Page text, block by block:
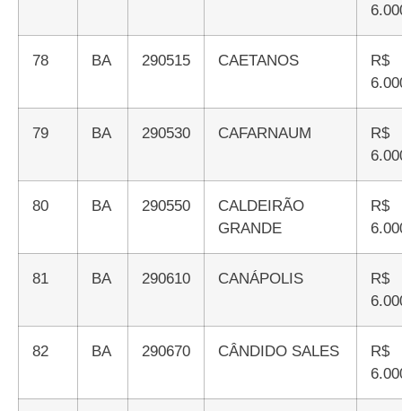
78 BA 290515 CAETANOS
R$
79 BA 290530 CAFARNAUM
R$
80 BA 290550
CALDEIRÃO
GRANDE
R$
81 BA 290610 CANÁPOLIS
R$
82 BA 290670 CÂNDIDO SALES
R$